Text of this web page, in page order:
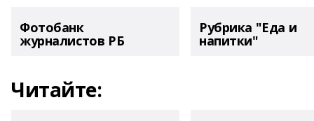
Фотобанк
журналистов РБ
Рубрика "Еда и
напитки"
Читайте: